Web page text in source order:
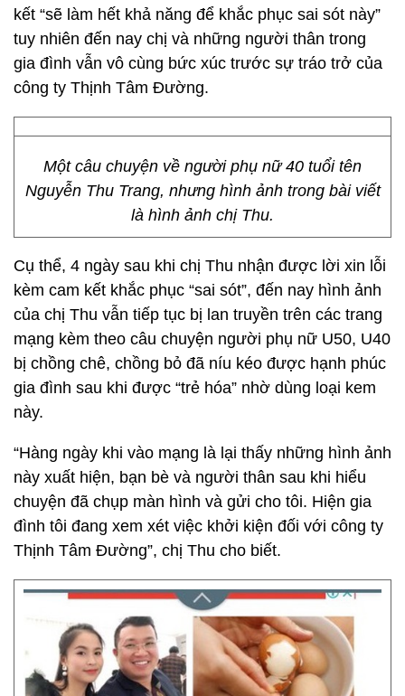
kết “sẽ làm hết khả năng để khắc phục sai sót này”
tuy nhiên đến nay chị và những người thân trong
gia đình vẫn vô cùng bức xúc trước sự tráo trở của
công ty Thịnh Tâm Đường.
Một câu chuyện về người phụ nữ 40 tuổi tên
Nguyễn Thu Trang, nhưng hình ảnh trong bài viết
là hình ảnh chị Thu.
Cụ thể, 4 ngày sau khi chị Thu nhận được lời xin lỗi
kèm cam kết khắc phục “sai sót”, đến nay hình ảnh
của chị Thu vẫn tiếp tục bị lan truyền trên các trang
mạng kèm theo câu chuyện người phụ nữ U50, U40
bị chồng chê, chồng bỏ đã níu kéo được hạnh phúc
gia đình sau khi được “trẻ hóa” nhờ dùng loại kem
này.
“Hàng ngày khi vào mạng là lại thấy những hình ảnh
này xuất hiện, bạn bè và người thân sau khi hiểu
chuyện đã chụp màn hình và gửi cho tôi. Hiện gia
đình tôi đang xem xét việc khởi kiện đối với công ty
Thịnh Tâm Đường”, chị Thu cho biết.